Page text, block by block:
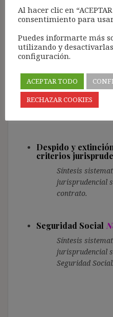
jurisprudencial
ilegal y
Modificación
de trabajo y ERTE
suspensivo:
jurisprudenciales
Síntesis
Despido y
criterios
Síntesis
jurisprudencial
contrato.
Seguridad Social
Síntesis
jurisprudencial
Seguridad Social.
Al hacer clic en
consentimiento para
Puedes informarte más
utilizando y
configuración.
ACEPTAR TODO
RECHAZAR COOKIES